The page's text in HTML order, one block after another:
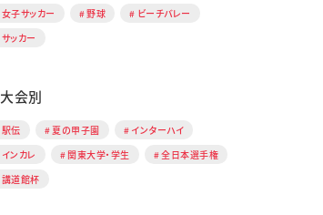
女子サッカー
野球
ビーチバレー
サッカー
大会別
駅伝 夏の甲子園
インターハイ
インカレ
関東大学・学生
全日本選手権
講道館杯